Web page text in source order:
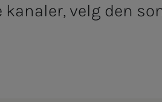
velg den